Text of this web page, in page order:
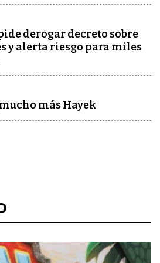
derogar decreto sobre
y alerta riesgo para miles
más Hayek